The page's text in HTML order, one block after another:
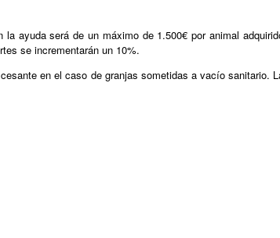
ayuda será de un máximo de 1.500€ por animal
se incrementarán un 10%.
en el caso de granjas sometidas a vacío sanitario.